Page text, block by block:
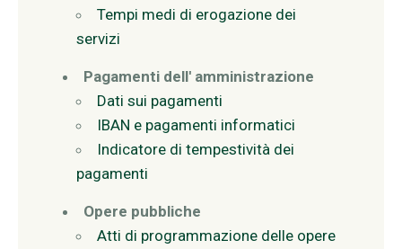
Tempi medi di erogazione dei
servizi
Pagamenti dell' amministrazione
Dati sui pagamenti
IBAN e pagamenti informatici
Indicatore di tempestività dei
pagamenti
Opere pubbliche
Atti di programmazione delle opere